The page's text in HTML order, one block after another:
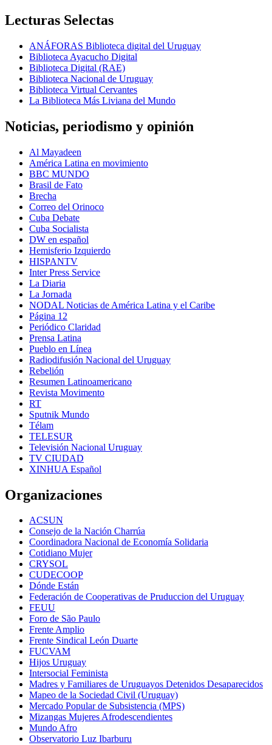
Lecturas Selectas
ANÁFORAS Biblioteca digital del Uruguay
Biblioteca Ayacucho Digital
Biblioteca Digital (RAE)
Biblioteca Nacional de Uruguay
Biblioteca Virtual Cervantes
La Biblioteca Más Liviana del Mundo
Noticias, periodismo y opinión
Al Mayadeen
América Latina en movimiento
BBC MUNDO
Brasil de Fato
Brecha
Correo del Orinoco
Cuba Debate
Cuba Socialista
DW en español
Hemisferio Izquierdo
HISPANTV
Inter Press Service
La Diaria
La Jornada
NODAL Noticias de América Latina y el Caribe
Página 12
Periódico Claridad
Prensa Latina
Pueblo en Línea
Radiodifusión Nacional del Uruguay
Rebelión
Resumen Latinoamericano
Revista Movimento
RT
Sputnik Mundo
Télam
TELESUR
Televisión Nacional Uruguay
TV CIUDAD
XINHUA Español
Organizaciones
ACSUN
Consejo de la Nación Charrúa
Coordinadora Nacional de Economía Solidaria
Cotidiano Mujer
CRYSOL
CUDECOOP
Dónde Están
Federación de Cooperativas de Pruduccion del Uruguay
FEUU
Foro de São Paulo
Frente Amplio
Frente Sindical León Duarte
FUCVAM
Hijos Uruguay
Intersocial Feminista
Madres y Familiares de Uruguayos Detenidos Desaparecidos
Mapeo de la Sociedad Civil (Uruguay)
Mercado Popular de Subsistencia (MPS)
Mizangas Mujeres Afrodescendientes
Mundo Afro
Observatorio Luz Ibarburu